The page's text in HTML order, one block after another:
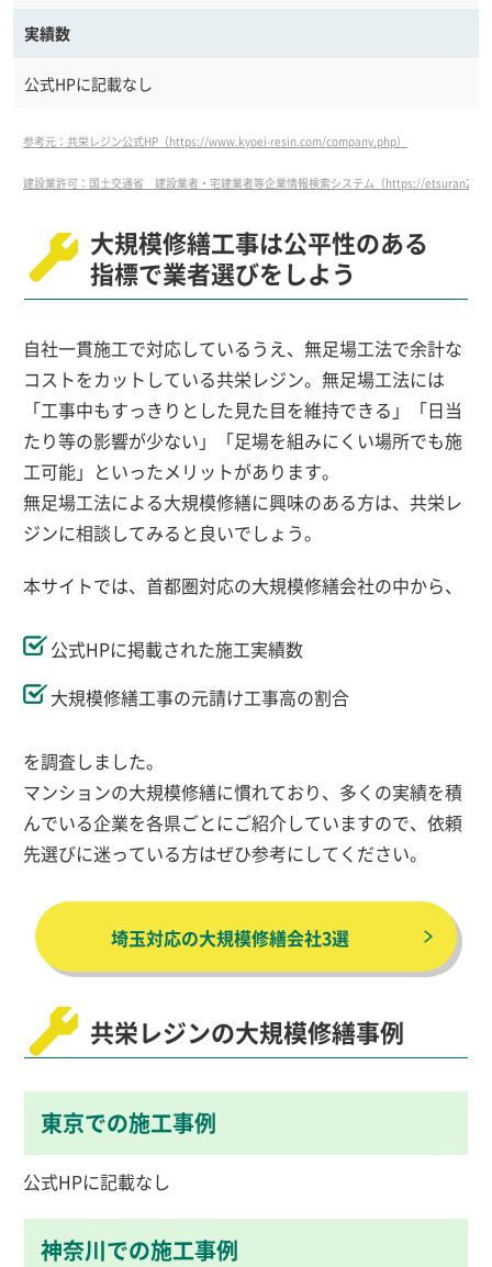
実績数
公式HPに記載なし
参考元：共栄レジン公式HP（https://www.kyoei-resin.com/company.php）
建設業許可：国土交通省 建設業者・宅建業者等企業情報検索システム（https://
大規模修繕工事は公平性のある
指標で業者選びをしよう
自社一貫施工で対応しているうえ、無足場工法で余計な
コストをカットしている共栄レジン。無足場工法には
「工事中もすっきりとした見た目を維持できる」「日当
たり等の影響が少ない」「足場を組みにくい場所でも施
工可能」といったメリットがあります。
無足場工法による大規模修繕に興味のある方は、共栄レ
ジンに相談してみると良いでしょう。
本サイトでは、首都圏対応の大規模修繕会社の中から、
公式HPに掲載された施工実績数
大規模修繕工事の元請け工事高の割合
を調査しました。
マンションの大規模修繕に慣れており、多くの実績を積
んでいる企業を各県ごとにご紹介していますので、依頼
先選びに迷っている方はぜひ参考にしてください。
埼玉対応の大規模修繕会社3選
共栄レジンの大規模修繕事例
東京での施工事例
公式HPに記載なし
神奈川での施工事例